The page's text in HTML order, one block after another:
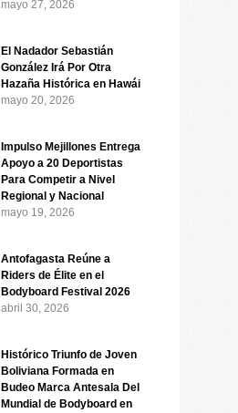
mayo 27, 2026
El Nadador Sebastián
González Irá Por Otra
Hazaña Histórica en Hawái
mayo 20, 2026
Impulso Mejillones Entrega
Apoyo a 20 Deportistas
Para Competir a Nivel
Regional y Nacional
mayo 19, 2026
Antofagasta Reúne a
Riders de Élite en el
Bodyboard Festival 2026
abril 30, 2026
Histórico Triunfo de Joven
Boliviana Formada en
Budeo Marca Antesala Del
Mundial de Bodyboard en